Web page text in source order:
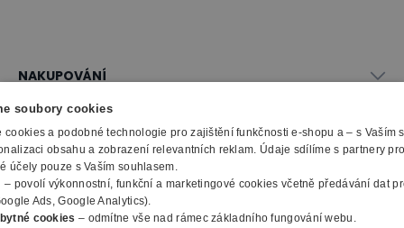
NAKUPOVÁNÍ
Vše o nákupu
Obchodní podmínky
Doprava a montáž
Možnosti platby
Záruka, servis, reklamace
Ochrana osobních údajů
SLUŽBY
Naše katalogy
Reklamační formulář
Výroba kancelářského nábytku
Zpracování elektroodpadu
O FIRMĚ
O nás
soubory cookies
cookies a podobné technologie pro zajištění funkčnosti e-shopu a – s Vaším
obsahu a zobrazení relevantních reklam. Údaje sdílíme s partnery
účely pouze s Vaším souhlasem.
– povolí výkonnostní, funkční a marketingové cookies včetně předávání dat
Ads, Google Analytics).
cookies – odmítne vše nad rámec základního fungování webu.